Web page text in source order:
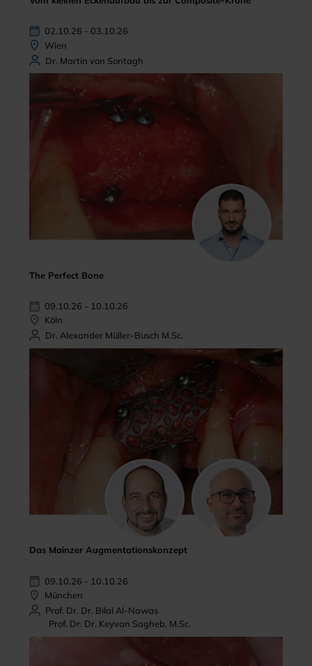
02.10.26 - 03.10.26
Wien
Dr. Martin von Sontagh
The Perfect Bone
09.10.26 - 10.10.26
Köln
Dr. Alexander Müller-Busch M.Sc.
Das Mainzer Augmentationskonzept
09.10.26 - 10.10.26
München
Prof. Dr. Dr. Bilal Al-Nawas
Prof. Dr. Dr. Keyvan Sagheb, M.Sc.